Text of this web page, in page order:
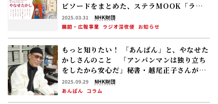
ピソードをまとめた、ステラMOOK「ラジ
オ深夜便 わが心の人」が好評発売中！
2025.03.31
NHK財団
展開・広報事業 ラジオ深夜便 お知らせ
もっと知りたい！ 「あんぱん」と、やなせた
かしさんのこと 「アンパンマンは独り立ち
をしたから安心だ」秘書・越尾正子さんが語
る、やなせたかしさんの晩年
2025.09.29
NHK財団
あんぱん コラム